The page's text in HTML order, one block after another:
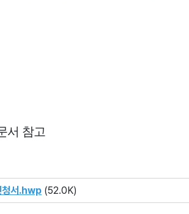
서 참고
청서.hwp (52.0K)